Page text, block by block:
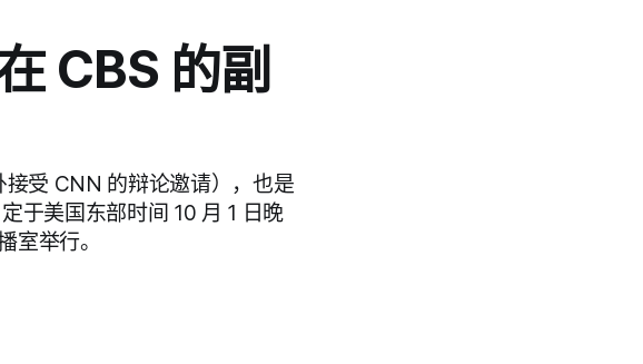
CBS 的副
受 CNN 的辩论邀请），也是
于美国东部时间 10 月 1 日晚
室举行。